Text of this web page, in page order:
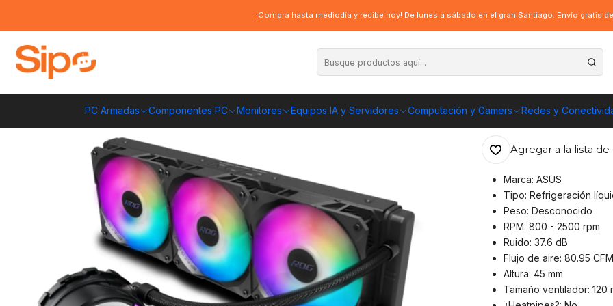
PC Armadas Componentes PC Monitores Equipos IA y Servidores Computación y Gamers Redes y
¡Compra hasta mediodía y recibe hoy! De lunes a sábado en el gran Santiago. Envío gratis
Refrigeración líquida Refrigeración Líquida ASUS ROG STRIX LC II 360 ARGB Intel-AMD
Refrigeración
ARGB Intel-
ENVÍO GRATIS A
Agregar a la lista de
Marca: ASUS
Tipo: Refrigeración
Peso: Desconocido
RPM: 800 - 2500 rpm
Ruido: 37.6 dB
Flujo de aire: 80.95 CFM
Altura: 45 mm
Tamaño ventilador: 120